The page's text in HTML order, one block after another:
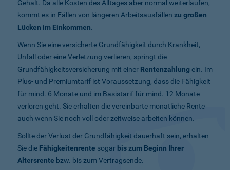
Gehalt. Da alle Kosten des Alltages aber normal weiterlaufen,
kommt es in Fällen von längeren Arbeitsausfällen zu großen
Lücken im Einkommen.
Wenn Sie eine versicherte Grundfähigkeit durch Krankheit,
Unfall oder eine Verletzung verlieren, springt die
Grundfähigkeitsversicherung mit einer Rentenzahlung ein. Im
Plus- und Premiumtarif ist Voraussetzung, dass die Fähigkeit
für mind. 6 Monate und im Basistarif für mind. 12 Monate
verloren geht. Sie erhalten die vereinbarte monatliche Rente
auch wenn Sie noch voll oder zeitweise arbeiten können.
Sollte der Verlust der Grundfähigkeit dauerhaft sein, erhalten
Sie die Fähigkeitenrente sogar bis zum Beginn Ihrer
Altersrente bzw. bis zum Vertragsende.